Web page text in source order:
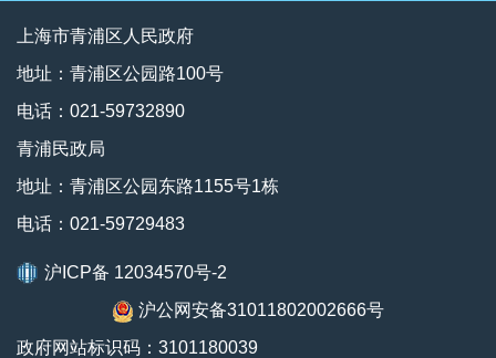
上海市青浦区人民政府
地址：青浦区公园路100号
电话：021-59732890
青浦民政局
地址：青浦区公园东路1155号1栋
电话：021-59729483
沪ICP备 12034570号-2
沪公网安备31011802002666号
政府网站标识码：3101180039